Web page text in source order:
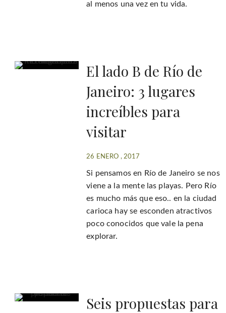
al menos una vez en tu vida.
El lado B de Río de
Janeiro: 3 lugares
increíbles para
visitar
26 ENERO , 2017
Si pensamos en Río de Janeiro se nos
viene a la mente las playas. Pero Río
es mucho más que eso.. en la ciudad
carioca hay se esconden atractivos
poco conocidos que vale la pena
explorar.
Seis propuestas para